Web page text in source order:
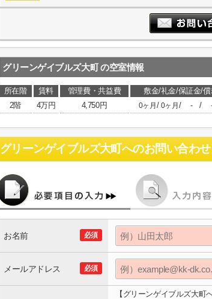
グリーンゲイブルズ大町の空室情報
所在階 賃料 管理費・共益費 敷金/礼金/保証金/償
2階
4万円 4,750円 0ヶ月 / 0ヶ月 / - /
グリーンゲイブルズ大町へのお問い合わせ
必須
お名前
必須
メールアドレス
【グリーンゲイブルズ大町